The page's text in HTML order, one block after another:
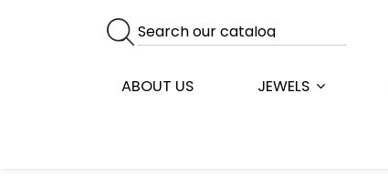
ABOUT US JEWELS